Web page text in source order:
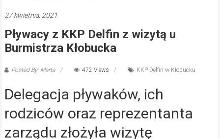
27 kwietnia, 2021
Pływacy z KKP Delfin z wizytą u
Burmistrza Kłobucka
Posted By: Marta 472 Views KKP Delfin w Kłobucku
Delegacja pływaków, ich
rodziców oraz reprezentanta
zarządu złożyła wizytę